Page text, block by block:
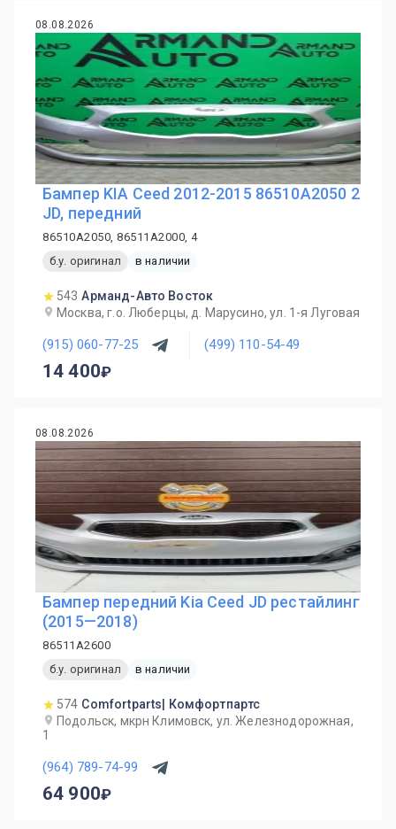
08.08.2026
Бампер KIA Ceed 2012-2015 86510A2050 2
JD, передний
86510A2050, 86511A2000, 4
б.у. оригинал
в наличии
543 Арманд-Авто Восток
Москва, г.о. Люберцы, д. Марусино, ул. 1-я Луговая
(915) 060-77-25 (499) 110-54-49
14 400
08.08.2026
Бампер передний Kia Ceed JD рестайлинг
(2015—2018)
86511A2600
б.у. оригинал
в наличии
574 Comfortparts| Комфортпартс
Подольск, мкрн Климовск, ул. Железнодорожная,
1
(964) 789-74-99
64 900